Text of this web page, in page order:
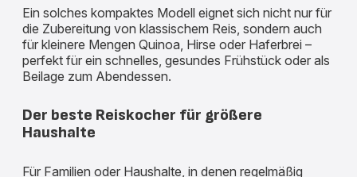
Ein solches kompaktes Modell eignet sich nicht nur für
die Zubereitung von klassischem Reis, sondern auch
für kleinere Mengen Quinoa, Hirse oder Haferbrei –
perfekt für ein schnelles, gesundes Frühstück oder als
Beilage zum Abendessen.
Der beste Reiskocher für größere
Haushalte
Für Familien oder Haushalte, in denen regelmäßig